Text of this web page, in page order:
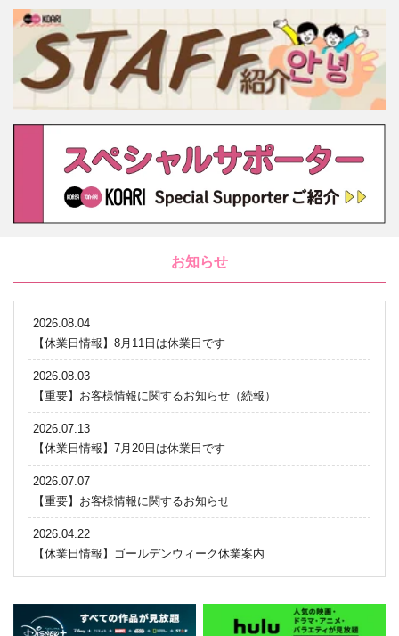
お知らせ
2026.08.04
【休業日情報】8月11日は休業日です
2026.08.03
【重要】お客様情報に関するお知らせ（続報）
2026.07.13
【休業日情報】7月20日は休業日です
2026.07.07
【重要】お客様情報に関するお知らせ
2026.04.22
【休業日情報】ゴールデンウィーク休業案内